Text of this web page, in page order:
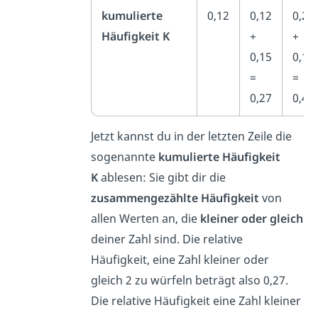
kumulierte
Häufigkeit K
0,12
0,12
+
0,15
=
0,27
0,27
+
0,14
=
0,41
Jetzt kannst du in der letzten Zeile die
sogenannte kumulierte Häufigkeit
Kablesen: Sie gibt dir die
zusammengezählte Häufigkeit von
allen Werten an, die kleiner oder gleich
deiner Zahl sind. Die relative
Häufigkeit, eine Zahl kleiner oder
gleich 2 zu würfeln beträgt also 0,27.
Die relative Häufigkeit eine Zahl kleiner